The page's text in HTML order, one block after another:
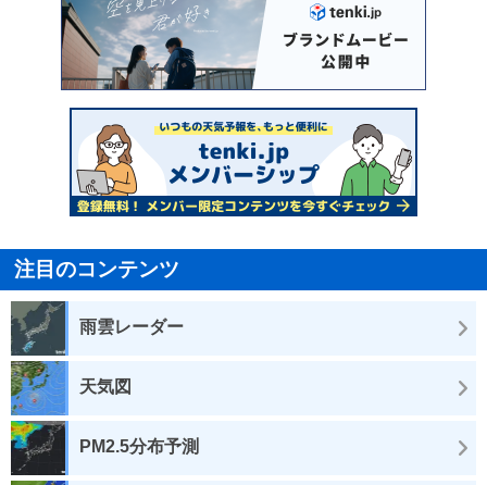
注目のコンテンツ
雨雲レーダー
天気図
PM2.5分布予測